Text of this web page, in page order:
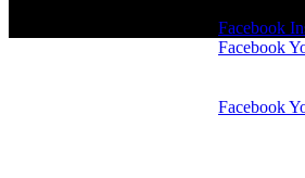
Facebook
Facebook
Facebook